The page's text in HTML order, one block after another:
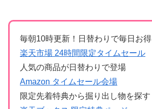
毎朝10時更新！日替わりで毎日お得
楽天市場 24時間限定タイムセール
人気の商品が日替わりで登場
Amazon タイムセール会場
限定先着特典から掘り出し物を探す